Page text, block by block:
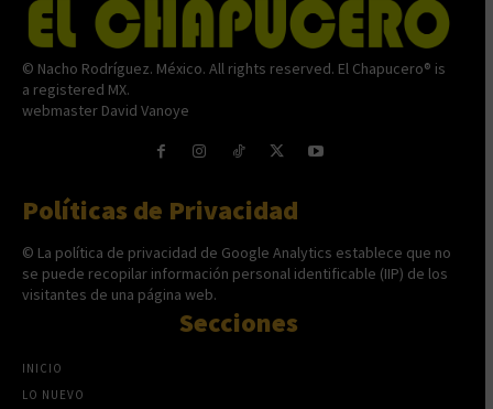
© Nacho Rodríguez. México. All rights reserved. El Chapucero® is
a registered MX.
webmaster David Vanoye
Políticas de Privacidad
© La política de privacidad de Google Analytics establece que no
se puede recopilar información personal identificable (IIP) de los
visitantes de una página web.
Secciones
INICIO
LO NUEVO